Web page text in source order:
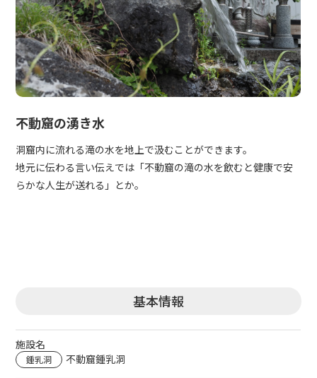
不動窟の湧き水
洞窟内に流れる滝の水を地上で汲むことができます。
地元に伝わる言い伝えでは「不動窟の滝の水を飲むと健康で安
らかな人生が送れる」とか。
基本情報
施設名
鍾乳洞 不動窟鍾乳洞